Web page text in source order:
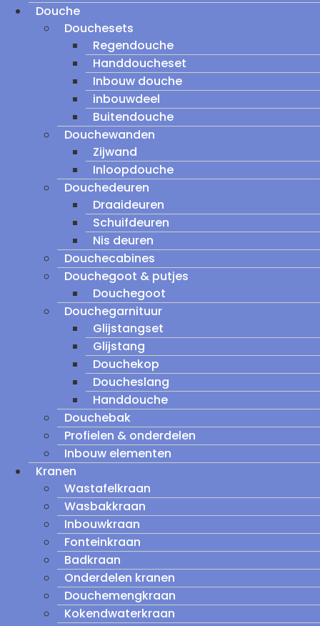
Douche
Douchesets
Regendouche
Handdoucheset
Inbouw douche
inbouwdeel
Buitendouche
Douchewanden
Zijwand
Inloopdouche
Douchedeuren
Draaideuren
Schuifdeuren
Nis deuren
Douchecabines
Douchegoot & putjes
Douchegoot
Douchegarnituur
Glijstangset
Glijstang
Douchekop
Doucheslang
Handdouche
Douchebak
Profielen & onderdelen
Inbouw elementen
Kranen
Wastafelkraan
Wasbakkraan
Inbouwkraan
Fonteinkraan
Badkraan
Onderdelen kranen
Douchemengkraan
Kokendwaterkraan